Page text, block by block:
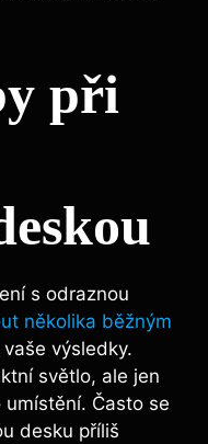
při‍
s odraznou
několika běžným
výsledky.
světlo, ale jen
Často se
desku příliš